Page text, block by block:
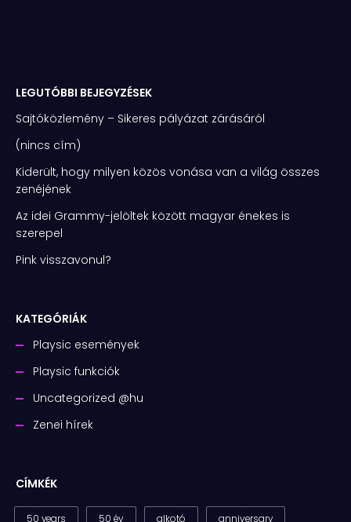
LEGUTÓBBI BEJEGYZÉSEK
Sajtóközlemény – Sikeres pályázat zárásáról
(nincs cím)
Kiderült, hogy milyen közös vonása van a világ összes
zenéjének
Az idei Grammy-jelöltek között magyar énekes is
szerepel
Pink visszavonul?
KATEGÓRIÁK
Playsic események
Playsic funkciók
Uncategorized @hu
Zenei hírek
CÍMKÉK
50 years 50 év alkotó anniversary